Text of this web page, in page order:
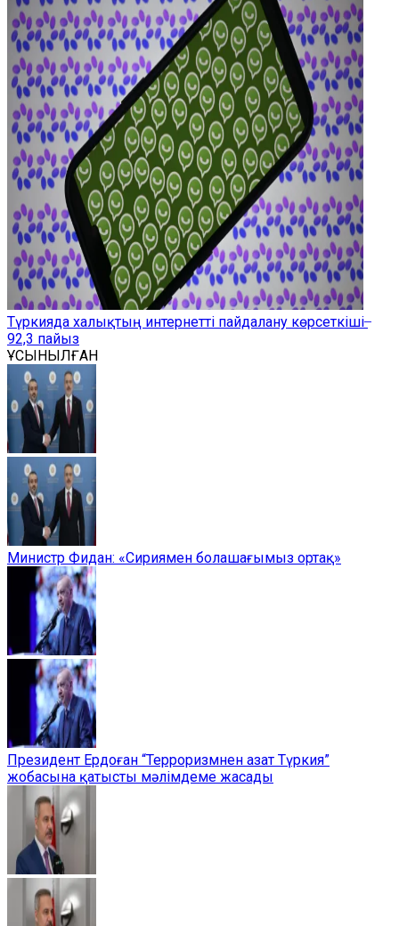
Түркияда халықтың интернетті пайдалану көрсеткіші ̶
92,3 пайыз
ҰСЫНЫЛҒАН
Министр Фидан: «Сириямен болашағымыз ортақ»
Президент Ердоған “Терроризмнен азат Түркия”
жобасына қатысты мәлімдеме жасады